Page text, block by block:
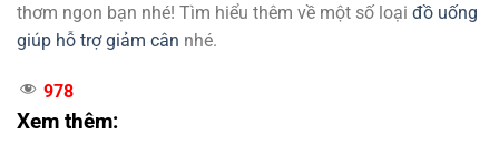
thơm ngon bạn nhé! Tìm hiểu thêm về một số loại đồ uống
giúp hỗ trợ giảm cân nhé.
978
Xem thêm: